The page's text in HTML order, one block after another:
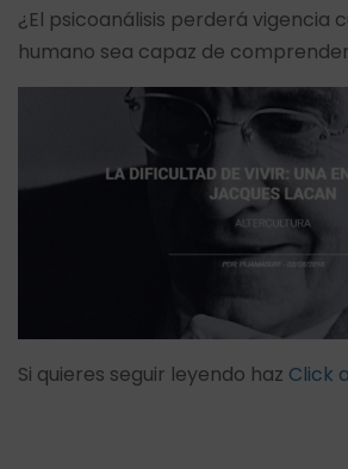
¿El psicoanálisis perderá vigencia
humano sea capaz de
Si quieres seguir leyendo haz Click